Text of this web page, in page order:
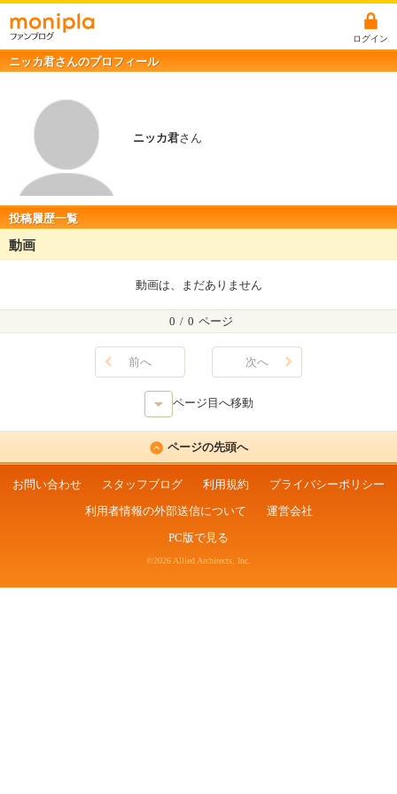
ログイン
ニッカ君さんのプロフィール
ニッカ君さん
投稿履歴一覧
動画
動画は、まだありません
0 / 0 ページ
前へ 次へ
ページ目へ移動
ページの先頭へ
お問い合わせ スタッフブログ 利用規約
プライバシーポリシー
利用者情報の外部送信について
運営会社
PC版で見る
©2026 Allied Architects, Inc.